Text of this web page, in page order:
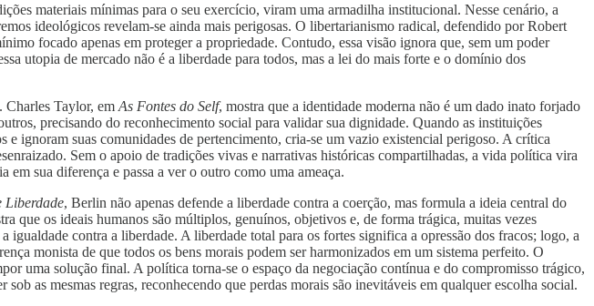
materiais mínimas para o seu exercício, viram uma armadilha institucional. Nesse cenário, a
ideológicos revelam-se ainda mais perigosas. O libertarianismo radical, defendido por Robert
focado apenas em proteger a propriedade. Contudo, essa visão ignora que, sem um poder
utopia de mercado não é a liberdade para todos, mas a lei do mais forte e o domínio dos
Charles Taylor, em As Fontes do Self, mostra que a identidade moderna não é um dado inato forjado
precisando do reconhecimento social para validar sua dignidade. Quando as instituições
ignoram suas comunidades de pertencimento, cria-se um vazio existencial perigoso. A crítica
Sem o apoio de tradições vivas e narrativas históricas compartilhadas, a vida política vira
sua diferença e passa a ver o outro como uma ameaça.
Liberdade, Berlin não apenas defende a liberdade contra a coerção, mas formula a ideia central do
que os ideais humanos são múltiplos, genuínos, objetivos e, de forma trágica, muitas vezes
contra a liberdade. A liberdade total para os fortes significa a opressão dos fracos; logo, a
monista de que todos os bens morais podem ser harmonizados em um sistema perfeito. O
uma solução final. A política torna-se o espaço da negociação contínua e do compromisso trágico,
as mesmas regras, reconhecendo que perdas morais são inevitáveis em qualquer escolha social.